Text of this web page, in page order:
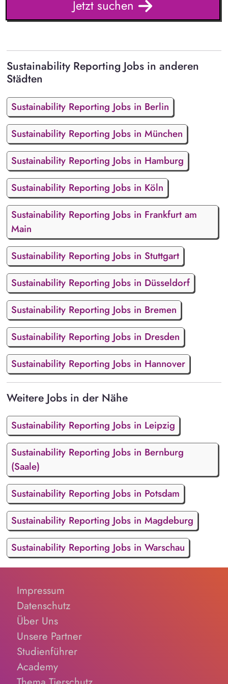
Jetzt suchen
Sustainability Reporting Jobs in anderen
Städten
Sustainability Reporting Jobs in Berlin
Sustainability Reporting Jobs in München
Sustainability Reporting Jobs in Hamburg
Sustainability Reporting Jobs in Köln
Sustainability Reporting Jobs in Frankfurt am
Main
Sustainability Reporting Jobs in Stuttgart
Sustainability Reporting Jobs in Düsseldorf
Sustainability Reporting Jobs in Bremen
Sustainability Reporting Jobs in Dresden
Sustainability Reporting Jobs in Hannover
Weitere Jobs in der Nähe
Sustainability Reporting Jobs in Leipzig
Sustainability Reporting Jobs in Bernburg
(Saale)
Sustainability Reporting Jobs in Potsdam
Sustainability Reporting Jobs in Magdeburg
Sustainability Reporting Jobs in Warschau
Impressum
Datenschutz
Über Uns
Unsere Partner
Studienführer
Academy